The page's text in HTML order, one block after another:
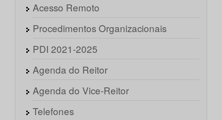
Acesso Remoto
Procedimentos Organizacionais
PDI 2021-2025
Agenda do Reitor
Agenda do Vice-Reitor
Telefones